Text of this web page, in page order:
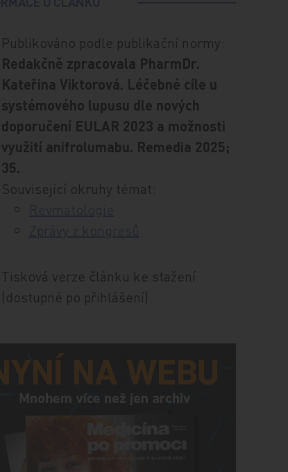
Publikováno podle publikační normy:
Redakčně zpracovala PharmDr.
Kateřina Viktorová. Léčebné cíle u
systémového lupusu dle nových
doporučení EULAR 2023 a možnosti
využití anifrolumabu. Remedia 2025;
35.
Související okruhy témat:
Tisková verze článku ke stažení
(dostupné po přihlášení)